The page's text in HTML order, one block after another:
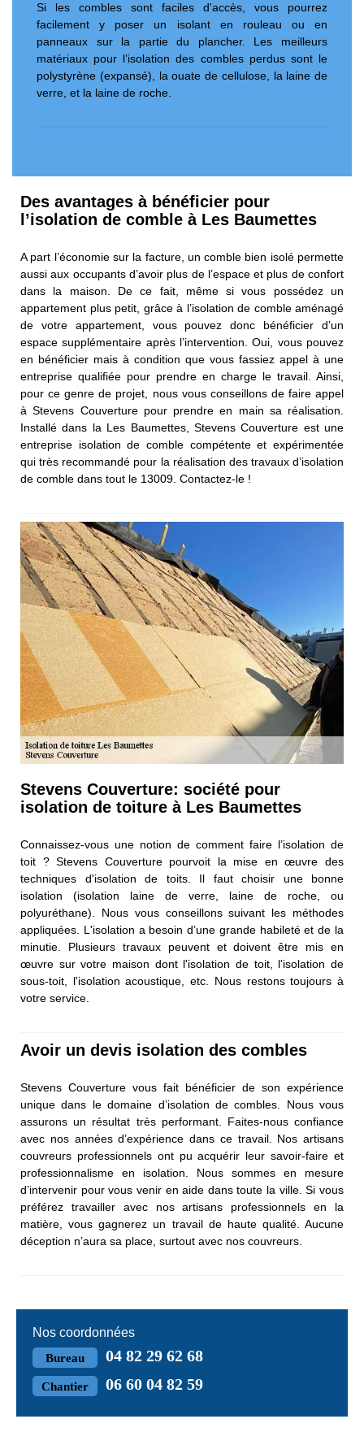
Si les combles sont faciles d'accès, vous pourrez
facilement y poser un isolant en rouleau ou en
panneaux sur la partie du plancher. Les meilleurs
matériaux pour l’isolation des combles perdus sont le
polystyrène (expansé), la ouate de cellulose, la laine de
verre, et la laine de roche.
Des avantages à bénéficier pour
l’isolation de comble à Les Baumettes
A part l’économie sur la facture, un comble bien isolé permette
aussi aux occupants d’avoir plus de l’espace et plus de confort
dans la maison. De ce fait, même si vous possédez un
appartement plus petit, grâce à l’isolation de comble aménagé
de votre appartement, vous pouvez donc bénéficier d’un
espace supplémentaire après l’intervention. Oui, vous pouvez
en bénéficier mais à condition que vous fassiez appel à une
entreprise qualifiée pour prendre en charge le travail. Ainsi,
pour ce genre de projet, nous vous conseillons de faire appel
à Stevens Couverture pour prendre en main sa réalisation.
Installé dans la Les Baumettes, Stevens Couverture est une
entreprise isolation de comble compétente et expérimentée
qui très recommandé pour la réalisation des travaux d’isolation
de comble dans tout le 13009. Contactez-le !
Stevens Couverture: société pour
isolation de toiture à Les Baumettes
Connaissez-vous une notion de comment faire l’isolation de
toit ? Stevens Couverture pourvoit la mise en œuvre des
techniques d'isolation de toits. Il faut choisir une bonne
isolation (isolation laine de verre, laine de roche, ou
polyuréthane). Nous vous conseillons suivant les méthodes
appliquées. L'isolation a besoin d’une grande habileté et de la
minutie. Plusieurs travaux peuvent et doivent être mis en
œuvre sur votre maison dont l'isolation de toit, l'isolation de
sous-toit, l'isolation acoustique, etc. Nous restons toujours à
votre service.
Avoir un devis isolation des combles
Stevens Couverture vous fait bénéficier de son expérience
unique dans le domaine d’isolation de combles. Nous vous
assurons un résultat très performant. Faites-nous confiance
avec nos années d’expérience dans ce travail. Nos artisans
couvreurs professionnels ont pu acquérir leur savoir-faire et
professionnalisme en isolation. Nous sommes en mesure
d’intervenir pour vous venir en aide dans toute la ville. Si vous
préférez travailler avec nos artisans professionnels en la
matière, vous gagnerez un travail de haute qualité. Aucune
déception n’aura sa place, surtout avec nos couvreurs.
Nos coordonnées
Bureau 04 82 29 62 68
Chantier 06 60 04 82 59